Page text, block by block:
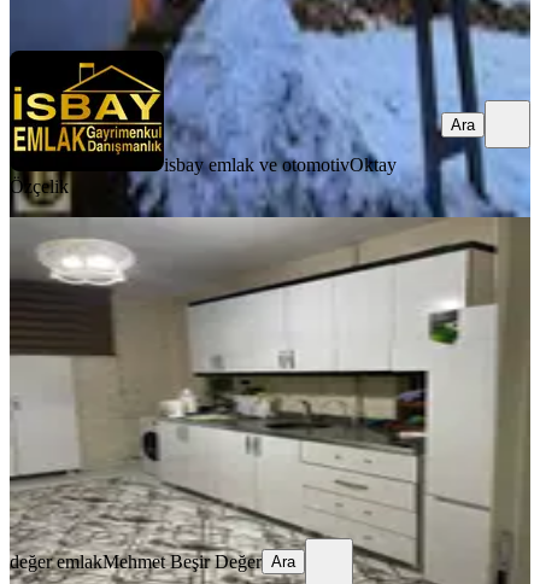
isbay emlak ve otomotivOktay
Özçelik
Ara
Değer Emlak'tan 750 M2 Alana Sahip
Müstakil Kargir Ev Satılıktır.
·750 m²·24.03.2026
4.000.000 ₺
değer emlak Mehmet Beşir Değer
Ara
değer emlakMehmet Beşir Değer Ara